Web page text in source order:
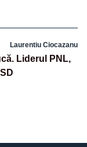
Laurentiu Ciocazanu
Liderul PNL,